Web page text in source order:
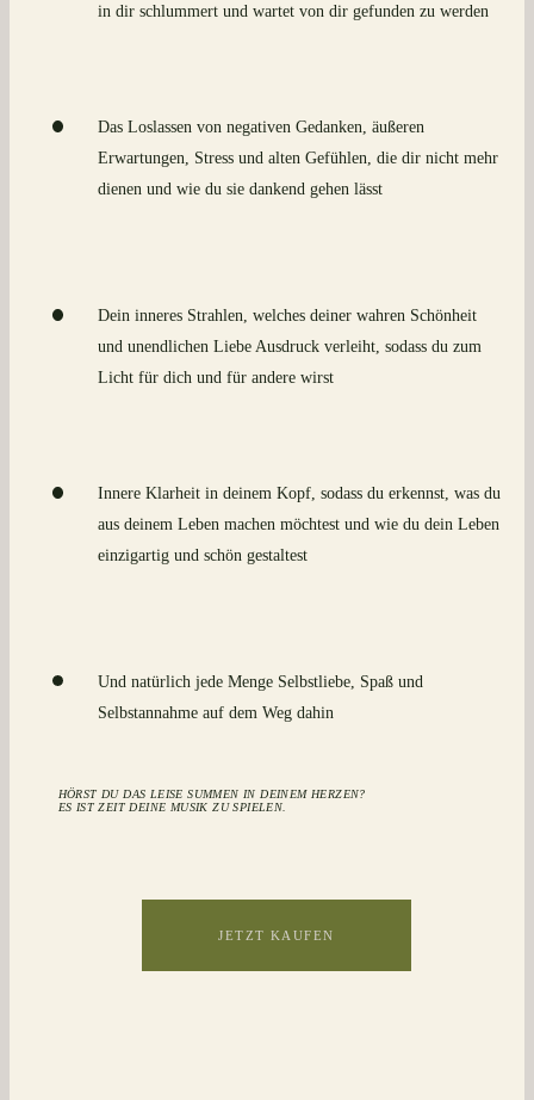
Das Loslassen von negativen Gedanken, äußeren
Erwartungen, Stress und alten Gefühlen, die dir nicht mehr
dienen und wie du sie dankend gehen lässt
in dir schlummert und wartet von dir gefunden zu werden
Innere Klarheit in deinem Kopf, sodass du erkennst, was du
aus deinem Leben machen möchtest und wie du dein Leben
einzigartig und schön gestaltest
Dein inneres Strahlen, welches deiner wahren Schönheit
und unendlichen Liebe Ausdruck verleiht, sodass du zum
Licht für dich und für andere wirst
Und natürlich jede Menge Selbstliebe, Spaß und
Selbstannahme auf dem Weg dahin
HÖRST DU DAS LEISE SUMMEN IN DEINEM HERZEN?
ES IST ZEIT DEINE MUSIK ZU SPIELEN.
JETZT KAUFEN